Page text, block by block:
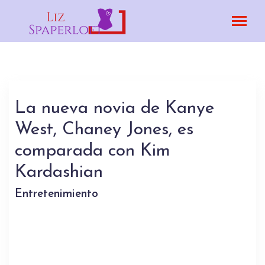
La nueva novia de Kanye
West, Chaney Jones, es
comparada con Kim
Kardashian
Entretenimiento